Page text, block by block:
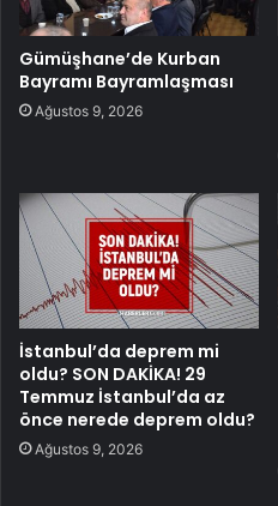
Gümüşhane’de Kurban
Bayramı Bayramlaşması
Ağustos 9, 2026
İstanbul’da deprem mi
oldu? SON DAKİKA! 29
Temmuz İstanbul’da az
önce nerede deprem oldu?
Ağustos 9, 2026